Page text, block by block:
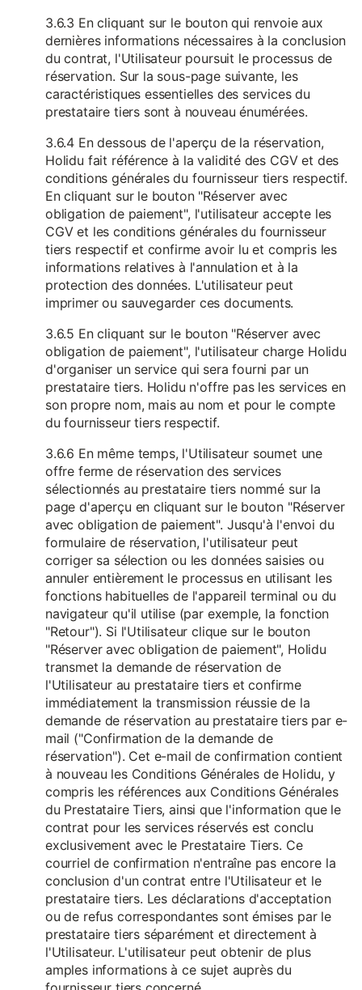
3.6.3 En cliquant sur le bouton qui renvoie aux
dernières informations nécessaires à la conclusion
du contrat, l'Utilisateur poursuit le processus de
réservation. Sur la sous-page suivante, les
caractéristiques essentielles des services du
prestataire tiers sont à nouveau énumérées.
3.6.4 En dessous de l'aperçu de la réservation,
Holidu fait référence à la validité des CGV et des
conditions générales du fournisseur tiers respectif.
En cliquant sur le bouton "Réserver avec
obligation de paiement", l'utilisateur accepte les
CGV et les conditions générales du fournisseur
tiers respectif et confirme avoir lu et compris les
informations relatives à l'annulation et à la
protection des données. L'utilisateur peut
imprimer ou sauvegarder ces documents.
3.6.5 En cliquant sur le bouton "Réserver avec
obligation de paiement", l'utilisateur charge Holidu
d'organiser un service qui sera fourni par un
prestataire tiers. Holidu n'offre pas les services en
son propre nom, mais au nom et pour le compte
du fournisseur tiers respectif.
3.6.6 En même temps, l'Utilisateur soumet une
offre ferme de réservation des services
sélectionnés au prestataire tiers nommé sur la
page d'aperçu en cliquant sur le bouton "Réserver
avec obligation de paiement". Jusqu'à l'envoi du
formulaire de réservation, l'utilisateur peut
corriger sa sélection ou les données saisies ou
annuler entièrement le processus en utilisant les
fonctions habituelles de l'appareil terminal ou du
navigateur qu'il utilise (par exemple, la fonction
"Retour"). Si l'Utilisateur clique sur le bouton
"Réserver avec obligation de paiement", Holidu
transmet la demande de réservation de
l'Utilisateur au prestataire tiers et confirme
immédiatement la transmission réussie de la
demande de réservation au prestataire tiers par e-
mail ("Confirmation de la demande de
réservation"). Cet e-mail de confirmation contient
à nouveau les Conditions Générales de Holidu, y
compris les références aux Conditions Générales
du Prestataire Tiers, ainsi que l'information que le
contrat pour les services réservés est conclu
exclusivement avec le Prestataire Tiers. Ce
courriel de confirmation n'entraîne pas encore la
conclusion d'un contrat entre l'Utilisateur et le
prestataire tiers. Les déclarations d'acceptation
ou de refus correspondantes sont émises par le
prestataire tiers séparément et directement à
l'Utilisateur. L'utilisateur peut obtenir de plus
amples informations à ce sujet auprès du